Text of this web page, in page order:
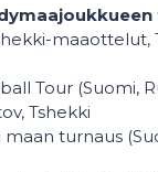
Tour (Suomi,
Tshekki
maan turnaus